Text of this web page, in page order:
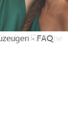
für deine
- FAQ